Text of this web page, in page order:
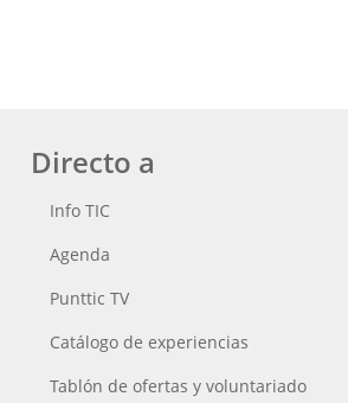
Directo a
Info TIC
Agenda
Punttic TV
Catálogo de experiencias
Tablón de ofertas y voluntariado